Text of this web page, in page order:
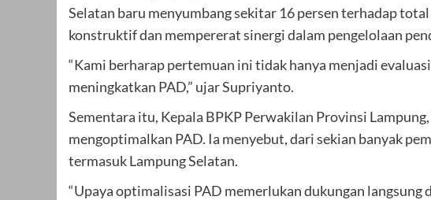
Selatan baru menyumbang sekitar 16 persen terhadap
konstruktif dan mempererat sinergi dalam pengelolaan
“Kami berharap pertemuan ini tidak hanya menjadi
meningkatkan PAD,” ujar Supriyanto.
Sementara itu, Kepala BPKP Perwakilan Provinsi
mengoptimalkan PAD. Ia menyebut, dari sekian banyak
termasuk Lampung Selatan.
“Upaya optimalisasi PAD memerlukan dukungan